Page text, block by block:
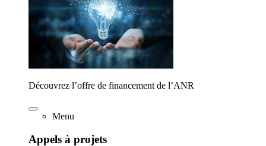
Découvrez l’offre de financement de l’ANR
Menu
Appels à projets